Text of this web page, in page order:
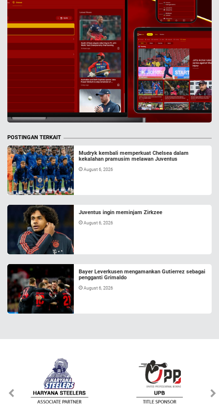
POSTINGAN TERKAIT
Mudryk kembali memperkuat Chelsea dalam
kekalahan pramusim melawan Juventus
August 6, 2026
Juventus ingin meminjam Zirkzee
August 6, 2026
Bayer Leverkusen mengamankan Gutierrez sebagai
pengganti Grimaldo
August 6, 2026